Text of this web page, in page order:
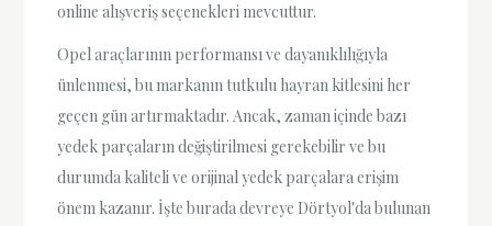
online alışveriş seçenekleri mevcuttur.
Opel araçlarının performansı ve dayanıklılığıyla
ünlenmesi, bu markanın tutkulu hayran kitlesini her
geçen gün artırmaktadır. Ancak, zaman içinde bazı
yedek parçaların değiştirilmesi gerekebilir ve bu
durumda kaliteli ve orijinal yedek parçalara erişim
önem kazanır. İşte burada devreye Dörtyol'da bulunan